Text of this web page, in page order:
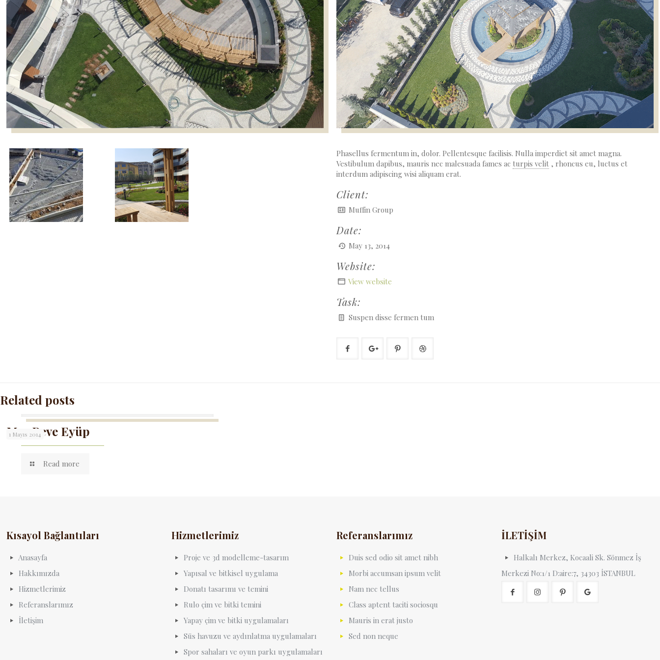
Phasellus fermentum in, dolor. Pellentesque facilisis. Nulla imperdiet sit amet magna.
Vestibulum dapibus, mauris nec malesuada fames acturpis velit , rhoncus eu, luctus et
interdum adipiscing wisi aliquam erat.
Client:
Muffin Group
Date:
May 13, 2014
Website:
View website
Task:
Suspen disse fermen tum
Related posts
1 Mayıs 2014
MonReve Eyüp
Read more
Kısayol Bağlantıları
Anasayfa
Hakkımızda
Hizmetlerimiz
Referanslarımız
İletişim
Hizmetlerimiz
Proje ve 3d modelleme-tasarım
Yapısal ve bitkisel uygulama
Donatı tasarımı ve temini
Rulo çim ve bitki temini
Yapay çim ve bitki uygulamaları
Süs havuzu ve aydınlatma uygulamaları
Spor sahaları ve oyun parkı uygulamaları
Referanslarımız
Duis sed odio sit amet nibh
Morbi accumsan ipsum velit
Nam nec tellus
Class aptent taciti sociosqu
Mauris in erat justo
Sed non neque
İLETİŞİM
Halkalı Merkez, Kocaali Sk. Sönmez İş
Merkezi No:1/1 D:aire:7, 34303 İSTANBUL